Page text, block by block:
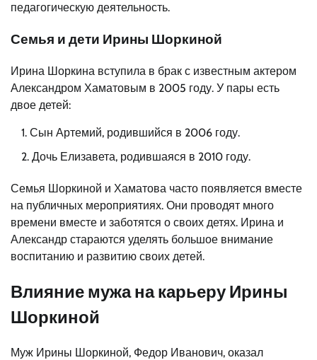
педагогическую деятельность.
Семья и дети Ирины Шоркиной
Ирина Шоркина вступила в брак с известным актером
Александром Хаматовым в 2005 году. У пары есть
двое детей:
Сын Артемий, родившийся в 2006 году.
Дочь Елизавета, родившаяся в 2010 году.
Семья Шоркиной и Хаматова часто появляется вместе
на публичных мероприятиях. Они проводят много
времени вместе и заботятся о своих детях. Ирина и
Александр стараются уделять большое внимание
воспитанию и развитию своих детей.
Влияние мужа на карьеру Ирины
Шоркиной
Муж Ирины Шоркиной, Федор Иванович, оказал